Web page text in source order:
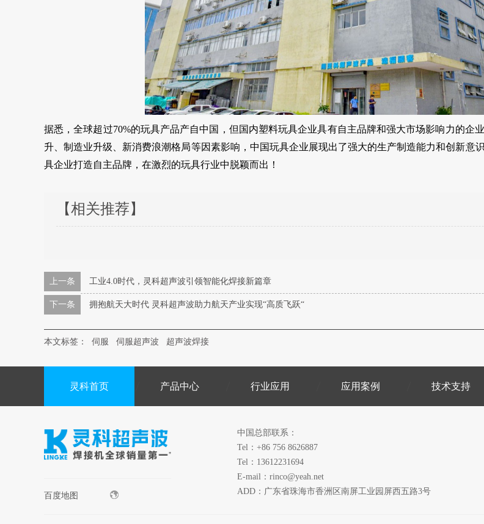
据悉，全球超过70%的玩具产品产自中国，但国内塑料玩具企业具有自主品牌和强大市场影响力的企
升、制造业升级、新消费浪潮格局等因素影响，中国玩具企业展现出了强大的生产制造能力和创新意
具企业打造自主品牌，在激烈的玩具行业中脱颖而出！
【相关推荐】
上一条 工业4.0时代，灵科超声波引领智能化焊接新篇章
下一条 拥抱航天大时代 灵科超声波助力航天产业实现“高质飞跃“
本文标签： 伺服 伺服超声波 超声波焊接
灵科首页 产品中心 行业应用 应用案例 技术支持
百度地图
中国总部联系：
Tel：+86 756 8626887
Tel：13612231694
E-mail：rinco@yeah.net
ADD：广东省珠海市香洲区南屏工业园屏西五路3号